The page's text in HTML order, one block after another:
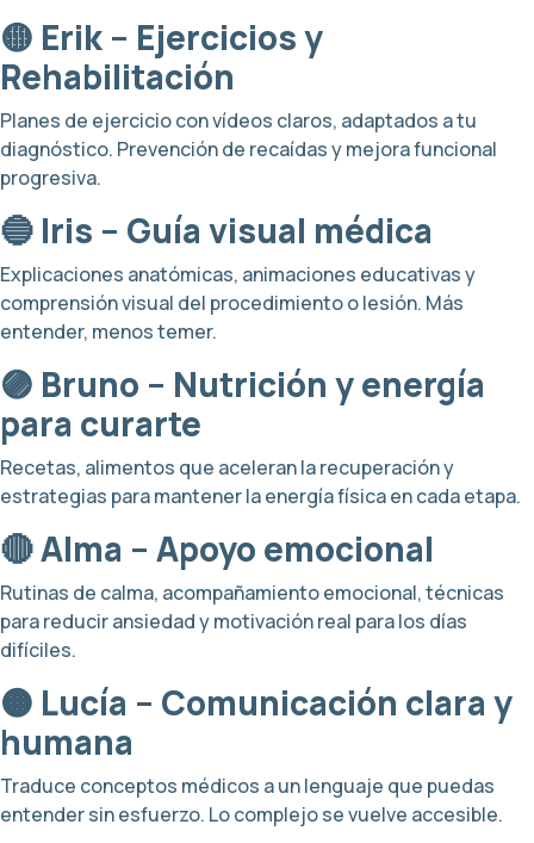
🟡 Erik – Ejercicios y
Rehabilitación
Planes de ejercicio con vídeos claros, adaptados a tu
diagnóstico. Prevención de recaídas y mejora funcional
progresiva.
🔵 Iris – Guía visual médica
Explicaciones anatómicas, animaciones educativas y
comprensión visual del procedimiento o lesión. Más
entender, menos temer.
🟣 Bruno – Nutrición y energía
para curarte
Recetas, alimentos que aceleran la recuperación y
estrategias para mantener la energía física en cada etapa.
🔴 Alma – Apoyo emocional
Rutinas de calma, acompañamiento emocional, técnicas
para reducir ansiedad y motivación real para los días
difíciles.
🟠 Lucía – Comunicación clara y
humana
Traduce conceptos médicos a un lenguaje que puedas
entender sin esfuerzo. Lo complejo se vuelve accesible.